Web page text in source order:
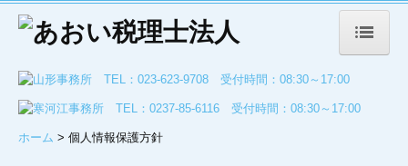
トップページ
事務所案内
ホーム > 個人情報保護方針